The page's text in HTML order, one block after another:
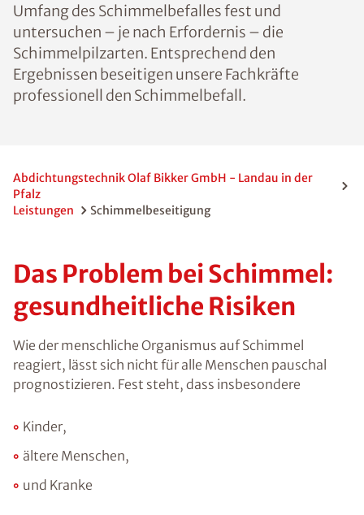
Umfang des Schimmelbefalles fest und
untersuchen – je nach Erfordernis – die
Schimmelpilzarten. Entsprechend den
Ergebnissen beseitigen unsere Fachkräfte
professionell den Schimmelbefall.
Abdichtungstechnik Olaf Bikker GmbH - Landau in der
Pfalz
Leistungen
Schimmelbeseitigung
Das Problem bei Schimmel:
gesundheitliche Risiken
Wie der menschliche Organismus auf Schimmel
reagiert, lässt sich nicht für alle Menschen pauschal
prognostizieren. Fest steht, dass insbesondere
Kinder,
ältere Menschen,
und Kranke